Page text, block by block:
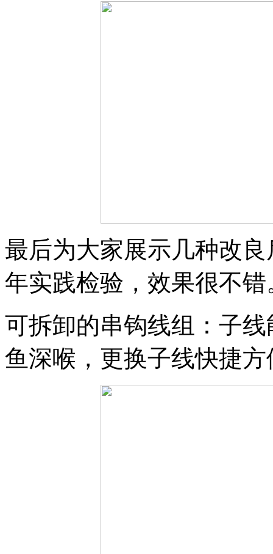
最后为大家展示几种改
年实践检验，效果很不错
可拆卸的串钩线组：子
鱼深喉，更换子线快捷方